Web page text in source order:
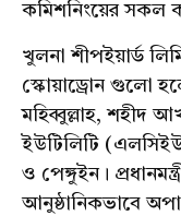
কমিশনিংয়ের সকল
খুলনা শীপইয়ার্ড
স্কোয়াড্রোন গুলো
মহিব্বুল্লাহ, শহীদ
ইউটিলিটি
ও পেঙ্গুইন।
আনুষ্ঠানিকভাবে